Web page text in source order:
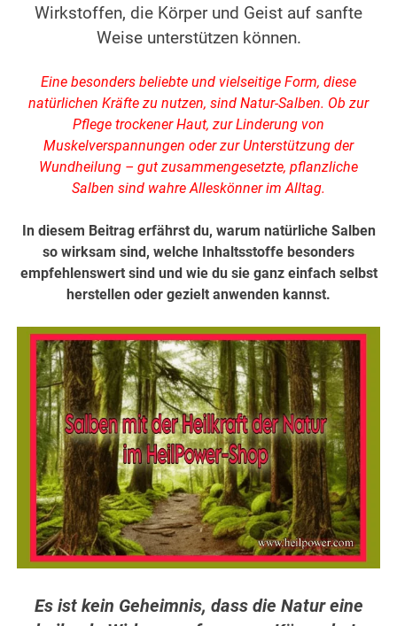
Wirkstoffen, die Körper und Geist auf sanfte
Weise unterstützen können.
Eine besonders beliebte und vielseitige Form, diese
natürlichen Kräfte zu nutzen, sind Natur-Salben. Ob zur
Pflege trockener Haut, zur Linderung von
Muskelverspannungen oder zur Unterstützung der
Wundheilung – gut zusammengesetzte, pflanzliche
Salben sind wahre Alleskönner im Alltag.
In diesem Beitrag erfährst du, warum natürliche Salben
so wirksam sind, welche Inhaltsstoffe besonders
empfehlenswert sind und wie du sie ganz einfach selbst
herstellen oder gezielt anwenden kannst.
Es ist kein Geheimnis, dass die Natur eine